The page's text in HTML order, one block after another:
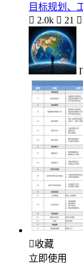
目标规划、
 2.0k  21 
收藏
立即使用